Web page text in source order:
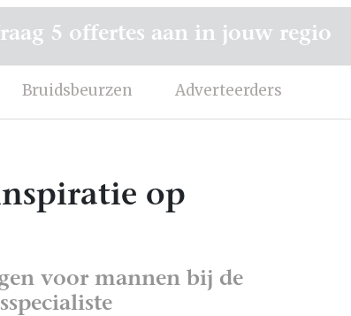
Bruidsbeurzen Adverteerders
5 offertes aan in jouw regio
op
voor mannen bij de